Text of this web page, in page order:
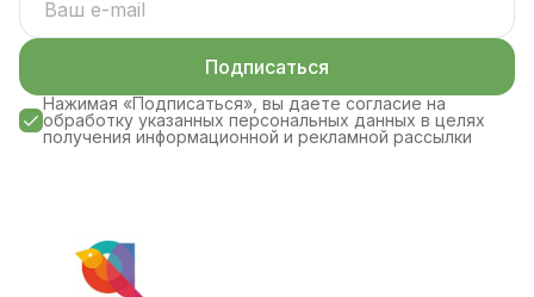
Подписаться
Нажимая «Подписаться», вы даете согласие на
обработку указанных персональных данных в целях
получения информационной и рекламной рассылки